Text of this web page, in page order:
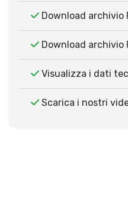
Download archivio
Download archivio
Visualizza i dati
Scarica i nostri